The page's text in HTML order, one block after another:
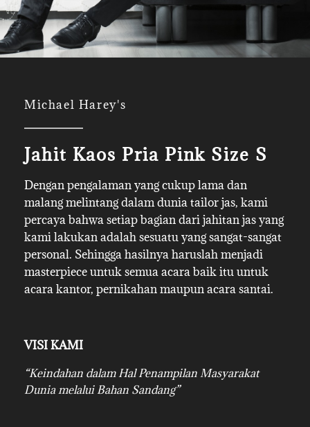
Michael Harey's
Jahit Kaos Pria Pink Size S
Dengan pengalaman yang cukup lama dan
malang melintang dalam dunia tailor jas, kami
percaya bahwa setiap bagian dari jahitan jas yang
kami lakukan adalah sesuatu yang sangat-sangat
personal. Sehingga hasilnya haruslah menjadi
masterpiece untuk semua acara baik itu untuk
acara kantor, pernikahan maupun acara santai.
VISI KAMI
“Keindahan dalam Hal Penampilan Masyarakat
Dunia melalui Bahan Sandang”